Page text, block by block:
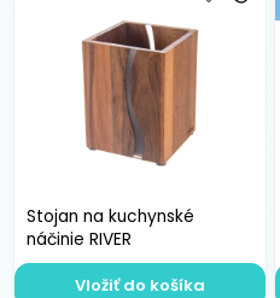
Stojan na kuchynské
náčinie RIVER
Vložiť do košíka